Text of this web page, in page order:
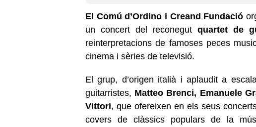
El Comú d’Ordino i Creand Fundació
un concert del reconegutquartet de
reinterpretacions de famoses peces
cinema i sèries de televisió.
El grup, d’origen italià i aplaudit a
guitarristes, Matteo Brenci, Emanuele
Vittori, que ofereixen en els seus
covers de clàssics populars de la